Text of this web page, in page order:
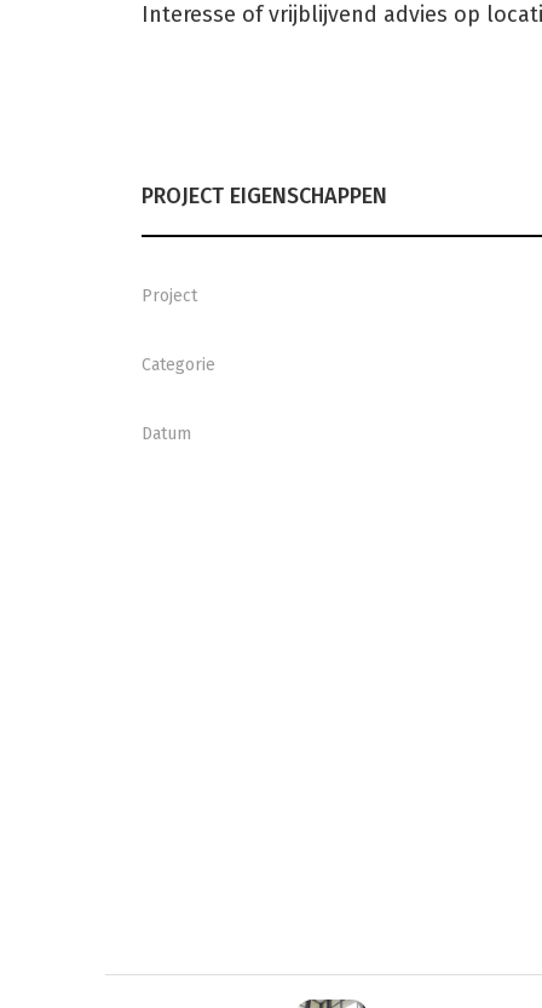
Interesse of vrijblijvend advies op
PROJECT EIGENSCHAPPEN
Project
Categorie
Datum